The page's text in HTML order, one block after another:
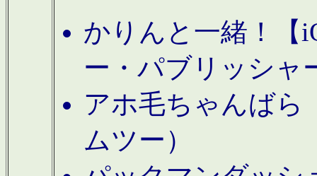
かりんと一緒！【
ー・パブリッシャ
アホ毛ちゃんばら
ムツー）